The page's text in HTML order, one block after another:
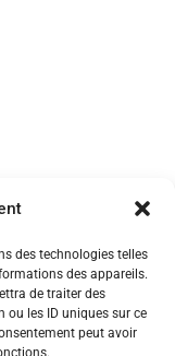
des technologies telles
des appareils.
de traiter des
ou les ID uniques sur ce
peut avoir